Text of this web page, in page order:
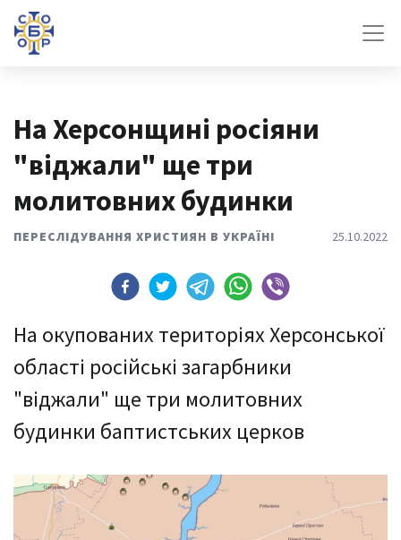
На Херсонщині росіяни
"віджали" ще три
молитовних будинки
ПЕРЕСЛІДУВАННЯ ХРИСТИЯН В УКРАЇНІ 25.10.2022
На окупованих територіях Херсонської
області російські загарбники
"віджали" ще три молитовних
будинки баптистських церков